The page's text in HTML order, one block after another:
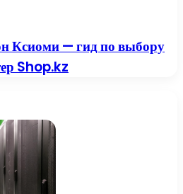
Ксиоми — гид по выбору
Shop.kz